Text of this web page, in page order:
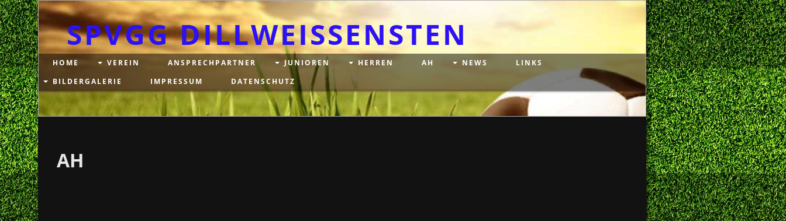
SPVGG DILLWEISSENSTEN
HOME VEREIN ANSPRECHPARTNER JUNIOREN HERREN AH NEWS
LINKS
BILDERGALERIE
IMPRESSUM DATENSCHUTZ
AH